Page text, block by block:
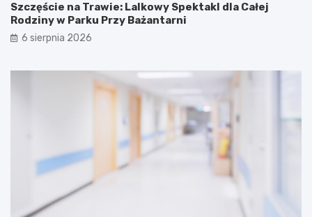
Szczęście na Trawie: Lalkowy Spektakl dla Całej
Rodziny w Parku Przy Bażantarni
6 sierpnia 2026